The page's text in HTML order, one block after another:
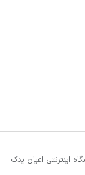
اینترنتی اعیان یدک